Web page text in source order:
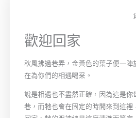
歡迎回家
秋風拂過巷弄，金黃色的葉子便一陣
在為你們的相遇喝采。
說是相遇也不盡然正確，因為這是你
巷，而牠也會在固定的時間來到這裡